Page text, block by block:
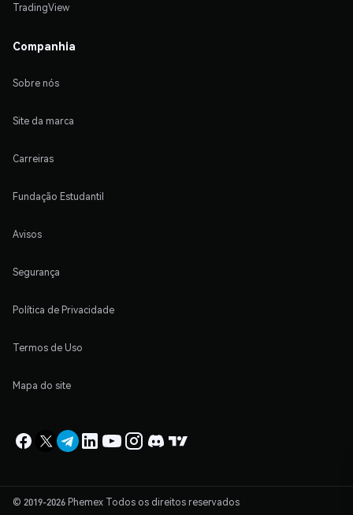
TradingView
Companhia
Sobre nós
Site da marca
Carreiras
Fundação Estudantil
Avisos
Segurança
Política de Privacidade
Termos de Uso
Mapa do site
© 2019-2026 Phemex Todos os direitos reservados